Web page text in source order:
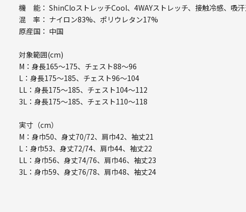
機 能： ShinCloストレッチCool、4WAYストレッチ、接触冷感、吸
混 率： ナイロン83%、ポリウレタン17%
原産国： 中国
対象範囲(cm)
M：身長165～175、チェスト88～96
L：身長175～185、チェスト96～104
LL：身長175～185、チェスト104～112
3L：身長175～185、チェスト110～118
実寸（cm）
M：身巾50、身丈70/72、肩巾42、袖丈21
L：身巾53、身丈72/74、肩巾44、袖丈22
LL：身巾56、身丈74/76、肩巾46、袖丈23
3L：身巾59、身丈76/78、肩巾48、袖丈24